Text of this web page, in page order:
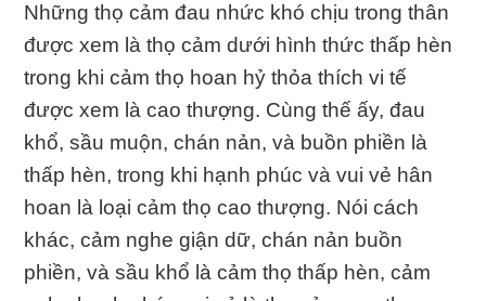
Những thọ cảm đau nhức khó chịu trong thân
được xem là thọ cảm dưới hình thức thấp hèn
trong khi cảm thọ hoan hỷ thỏa thích vi tế
được xem là cao thượng. Cùng thế ấy, đau
khổ, sầu muộn, chán nản, và buồn phiền là
thấp hèn, trong khi hạnh phúc và vui vẻ hân
hoan là loại cảm thọ cao thượng. Nói cách
khác, cảm nghe giận dữ, chán nản buồn
phiền, và sầu khổ là cảm thọ thấp hèn, cảm